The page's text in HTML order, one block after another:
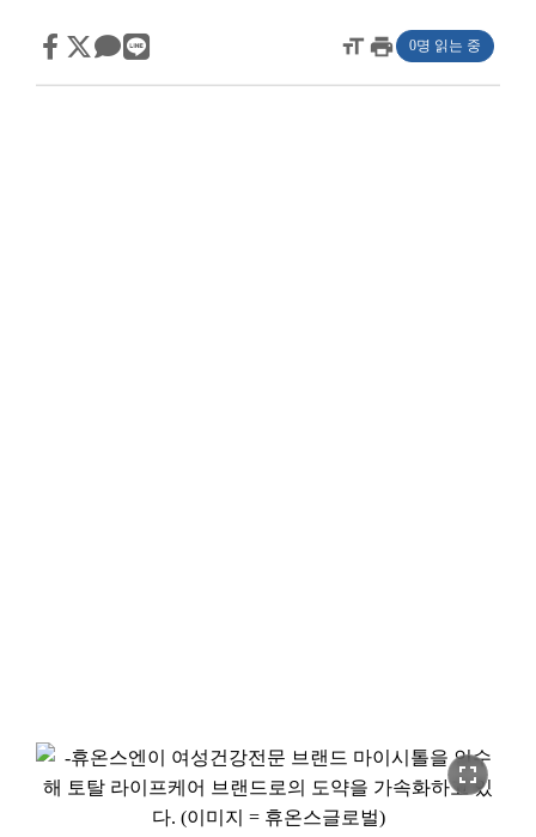
format_sizeprint 0명 읽는 중
fullscreen